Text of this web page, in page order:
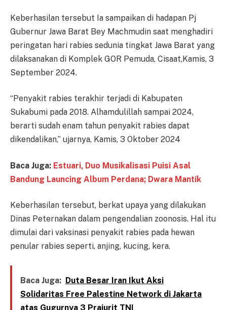
Keberhasilan tersebut Ia sampaikan di hadapan Pj
Gubernur Jawa Barat Bey Machmudin saat menghadiri
peringatan hari rabies sedunia tingkat Jawa Barat yang
dilaksanakan di Komplek GOR Pemuda, Cisaat,Kamis, 3
September 2024.
“Penyakit rabies terakhir terjadi di Kabupaten
Sukabumi pada 2018. Alhamdulillah sampai 2024,
berarti sudah enam tahun penyakit rabies dapat
dikendalikan,” ujarnya, Kamis, 3 Oktober 2024
Baca Juga: Estuari, Duo Musikalisasi Puisi Asal
Bandung Launcing Album Perdana; Dwara Mantik
Keberhasilan tersebut, berkat upaya yang dilakukan
Dinas Peternakan dalam pengendalian zoonosis. Hal itu
dimulai dari vaksinasi penyakit rabies pada hewan
penular rabies seperti, anjing, kucing, kera.
Baca Juga: Duta Besar Iran Ikut Aksi
Solidaritas Free Palestine Network di Jakarta
atas Gugurnya 3 Prajurit TNI